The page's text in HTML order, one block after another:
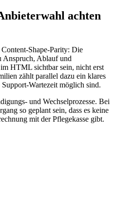
achten
Shape-Parity: Die
Anspruch, Ablauf und
HTML sichtbar sein, nicht erst
zählt parallel dazu ein klares
Wartezeit möglich sind.
und Wechselprozesse. Bei
so geplant sein, dass es keine
mit der Pflegekasse gibt.